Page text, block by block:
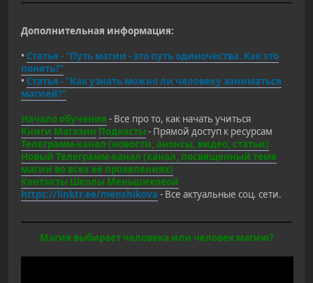
Дополнительная информация:
• Статья - "Путь магии - это путь одиночества. Как это
понять?"
• Статья - "Как узнать можно ли человеку заниматься
магией?"
Начало обучения - Все про то, как начать учиться
Книги Магазин Подкасты - Прямой доступ к ресурсам
Телеграмм-канал (новости, анонсы, видео, статьи)
Новый Телеграмм-канал (канал, посвященный теме
магии во всех ее проявлениях)
Контакты Школы Меньшиковой
https://linktr.ee/menshikova - Все актуальные соц. сети.
Магия выбирает человека или человек магию?